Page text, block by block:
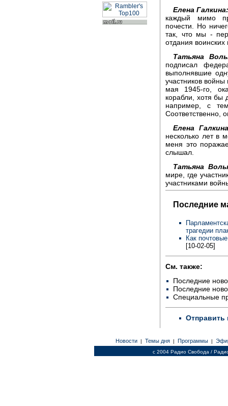
Елена
каждый мимо
почести. Но
так, что мы -
отдания воинских
Татьяна
подписал
выполнявшие
участников
мая 1945-го,
корабли, хотя бы
например, с
Соответственно,
Елена
несколько лет в
меня это
слышал.
Татьяна
мире, где
участниками
Последние
трагедии
Как
[10-02-05]
См. также:
Последние
Последние
Специальные
Отправить
Новости | Темы дня | Программы |
c 2004 Радио Свобода /